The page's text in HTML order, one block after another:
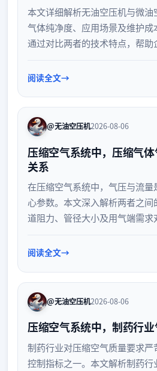
本文详细解析无油空压机与微油
气体纯净度、应用场景及维护成
通过对比两者的技术特点，帮
现高效节能运行。
阅读全文
@无油空压机2026-08-06
压缩空气系统中，压缩气
关系
在压缩空气系统中，气压与流
心参数。本文深入解析两者之
道阻力、管径大小及用气端需
阅读全文
@无油空压机2026-08-06
压缩空气系统中，制药行
制药行业对压缩空气质量要求
控制指标之一。本文解析制药